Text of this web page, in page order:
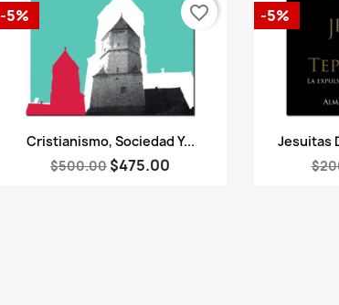
Vista rápida
Cristianismo, Sociedad Y...
$500.00 $475.00
-5% favorite_border

Jesuitas
-5%